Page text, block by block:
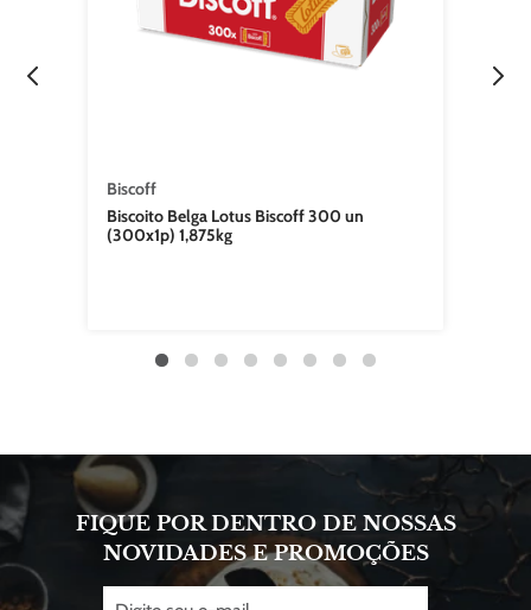
Biscoff
Biscoito Belga Lotus Biscoff 300 un
(300x1p) 1,875kg
FIQUE POR DENTRO DE NOSSAS
NOVIDADES E PROMOÇÕES